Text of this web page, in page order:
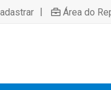
| Área do